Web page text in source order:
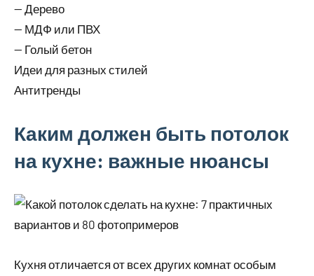
— Дерево
— МДФ или ПВХ
— Голый бетон
Идеи для разных стилей
Антитренды
Каким должен быть потолок
на кухне: важные нюансы
Кухня отличается от всех других комнат особым